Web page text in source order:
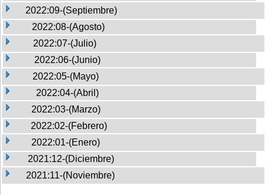
2022:09-(Septiembre)
2022:08-(Agosto)
2022:07-(Julio)
2022:06-(Junio)
2022:05-(Mayo)
2022:04-(Abril)
2022:03-(Marzo)
2022:02-(Febrero)
2022:01-(Enero)
2021:12-(Diciembre)
2021:11-(Noviembre)